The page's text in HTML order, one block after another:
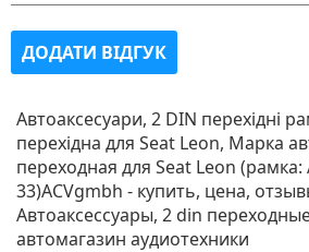
ДОДАТИ ВІДГУК
Автоаксесуари, 2 DIN перехідні
перехідна для Seat Leon, Марка
переходная для Seat Leon (рамка:
33)ACVgmbh - купить, цена,
Автоаксессуары, 2 din
автомагазин аудиотехники